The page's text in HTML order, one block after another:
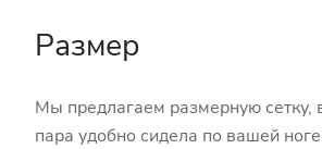
Размер
Мы предлагаем размерную
пара удобно сидела по вашей